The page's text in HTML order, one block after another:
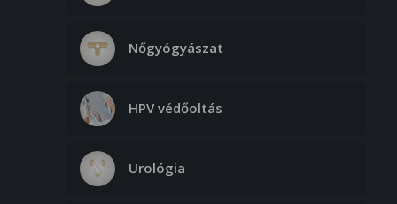
Nőgyógyászat
HPV védőoltás
Urológia